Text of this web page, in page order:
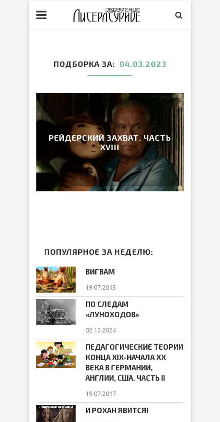
ПОДБОРКА ЗА 04.03.2023
РЕЙДЕРСКИЙ ЗАХВАТ. ЧАСТЬ
XVIII
ПОПУЛЯРНОЕ ЗА НЕДЕЛЮ:
ВИГВАМ
19.07.2015
ПО СЛЕДАМ
«ЛУНОХОДОВ»
02.12.2024
ПЕДАГОГИЧЕСКИЕ ТЕОРИИ
КОНЦА ХIХ-НАЧАЛА ХХ
ВЕКА В ГЕРМАНИИ,
АНГЛИИ, США. ЧАСТЬ II
19.07.2017
И РОХАН ЯВИТСЯ!